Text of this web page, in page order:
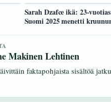
Sarah Dzafce ikä: 23-
Suomi 2025 menetti
Makinen Lehtinen
faktapohjaista sisältöä